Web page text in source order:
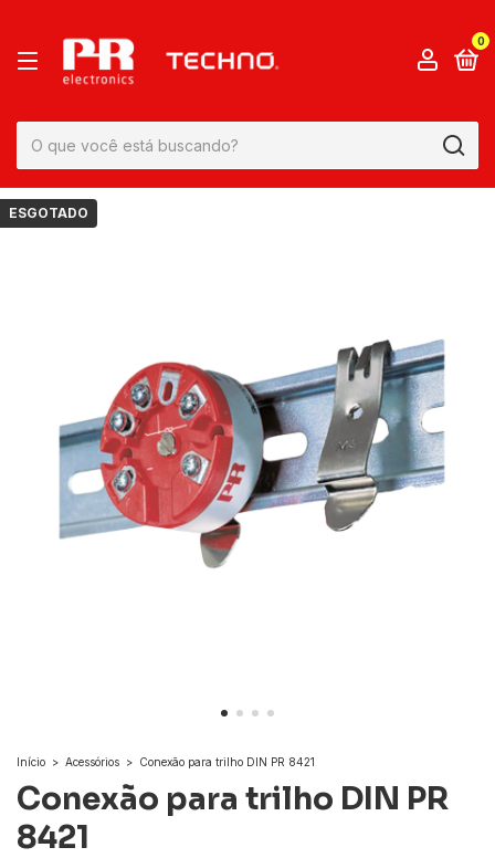
0
ESGOTADO
Início > Acessórios > Conexão para trilho DIN PR 8421
Conexão para trilho DIN PR
8421